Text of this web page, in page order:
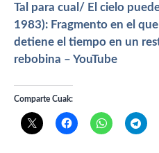
Tal para cual/ El cielo
1983): Fragmento en el
detiene el tiempo en un
rebobina – YouTube
Comparte Cuak: